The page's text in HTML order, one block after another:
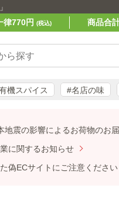
律770円 (税込) 商品合
機スパイス #名店の味
地震の影響によるお荷物のお
に関するお知らせ
偽ECサイトにご注意ください